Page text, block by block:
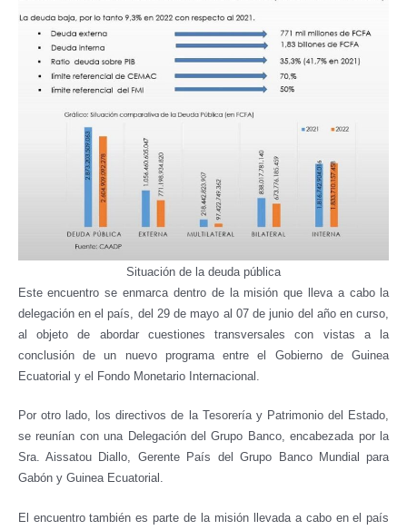
Situación de la deuda pública
Este encuentro se enmarca dentro de la misión que lleva a cabo la
delegación en el país, del 29 de mayo al 07 de junio del año en curso,
al objeto de abordar cuestiones transversales con vistas a la
conclusión de un nuevo programa entre el Gobierno de Guinea
Ecuatorial y el Fondo Monetario Internacional.
Por otro lado, los directivos de la Tesorería y Patrimonio del Estado,
se reunían con una Delegación del Grupo Banco, encabezada por la
Sra. Aissatou Diallo, Gerente País del Grupo Banco Mundial para
Gabón y Guinea Ecuatorial.
El encuentro también es parte de la misión llevada a cabo en el país